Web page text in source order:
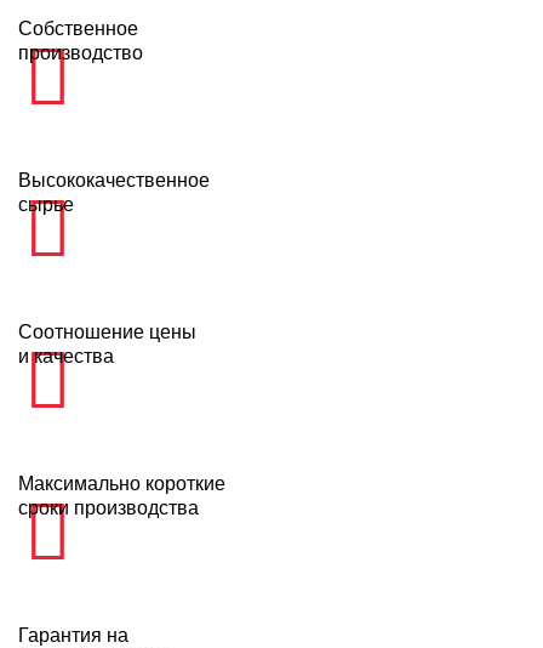
Собственное
производство
Высококачественное
сырье
Соотношение цены
и качества
Максимально короткие
сроки производства
Гарантия на